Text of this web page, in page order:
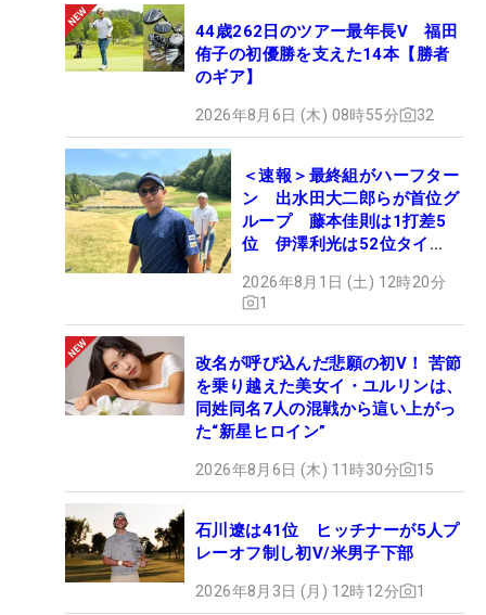
44歳262日のツアー最年長V 福田
侑子の初優勝を支えた14本【勝者
のギア】
2026年8月6日 (木) 08時55分 32
＜速報＞最終組がハーフター
ン 出水田大二郎らが首位グ
ループ 藤本佳則は1打差5
位 伊澤利光は52位タイ
OPEN】
2026年8月1日 (土) 12時20分
1
改名が呼び込んだ悲願の初V！ 苦節
を乗り越えた美女イ・ユルリンは、
同姓同名7人の混戦から這い上がっ
た“新星ヒロイン”
2026年8月6日 (木) 11時30分 15
石川遼は41位 ヒッチナーが5人プ
レーオフ制し初V/米男子下部
2026年8月3日 (月) 12時12分 1